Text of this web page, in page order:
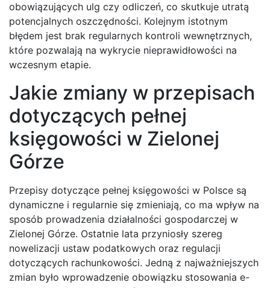
obowiązujących ulg czy odliczeń, co skutkuje utratą
potencjalnych oszczędności. Kolejnym istotnym
błędem jest brak regularnych kontroli wewnętrznych,
które pozwalają na wykrycie nieprawidłowości na
wczesnym etapie.
Jakie zmiany w przepisach
dotyczących pełnej
księgowości w Zielonej
Górze
Przepisy dotyczące pełnej księgowości w Polsce są
dynamiczne i regularnie się zmieniają, co ma wpływ na
sposób prowadzenia działalności gospodarczej w
Zielonej Górze. Ostatnie lata przyniosły szereg
nowelizacji ustaw podatkowych oraz regulacji
dotyczących rachunkowości. Jedną z najważniejszych
zmian było wprowadzenie obowiązku stosowania e-